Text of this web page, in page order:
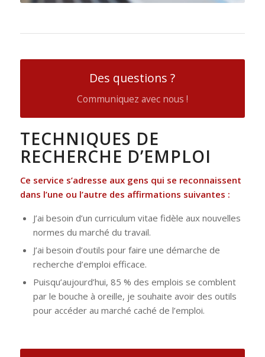
Des questions ?
Communiquez avec nous !
TECHNIQUES DE
RECHERCHE D’EMPLOI
Ce service s’adresse aux gens qui se reconnaissent
dans l’une ou l’autre des affirmations suivantes :
J’ai besoin d’un curriculum vitae fidèle aux nouvelles
normes du marché du travail.
J’ai besoin d’outils pour faire une démarche de
recherche d’emploi efficace.
Puisqu’aujourd’hui, 85 % des emplois se comblent
par le bouche à oreille, je souhaite avoir des outils
pour accéder au marché caché de l’emploi.